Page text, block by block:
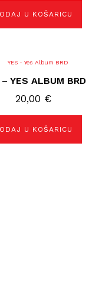
U KOŠARICU
YES ALBUM BRD
20,00 €
U KOŠARICU